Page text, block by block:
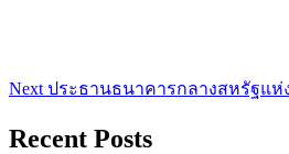
Next ประธานธนาคารกลางสหรัฐแ
Recent Posts